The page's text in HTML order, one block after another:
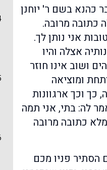
כהנא בשם ר' יוחנן
כתובה מרובה.
טובות אני נותן לך.
אצלה והיו
ושוב אינו חוזר
ומוציאה
כך וכך ארגוונות
לה: בתי, אני תמה
כתובה מרובה
הסתיר פניו מכם